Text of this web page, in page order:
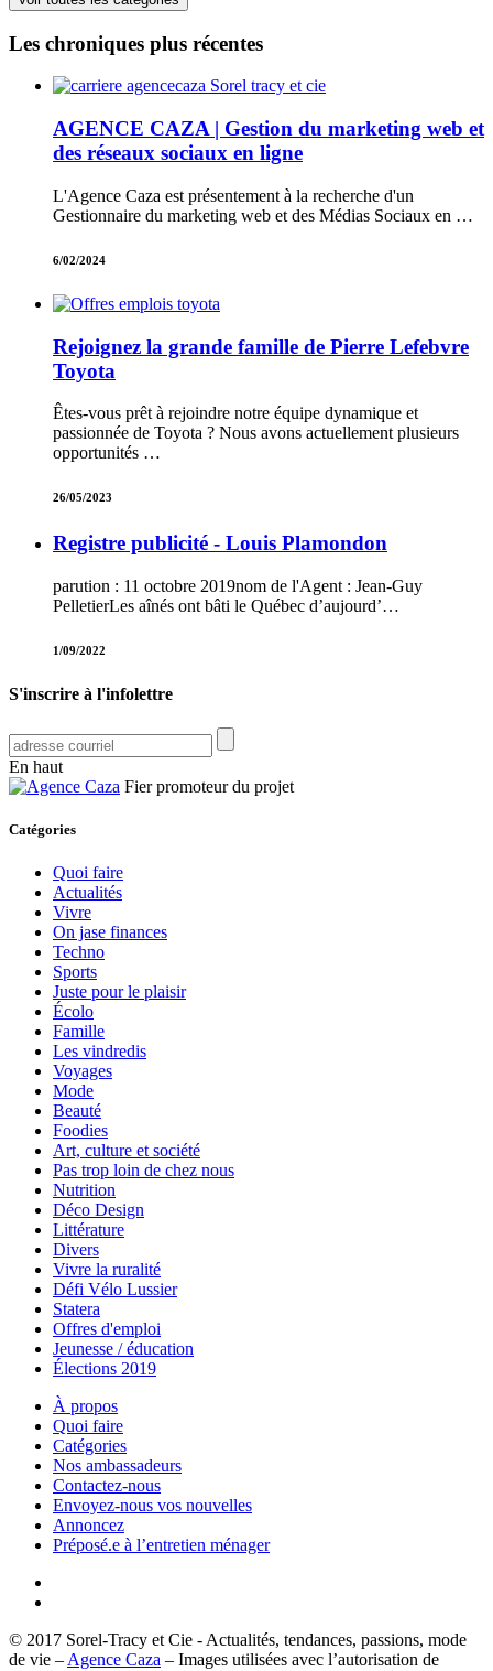
Les chroniques plus récentes
AGENCE CAZA | Gestion du marketing web et
des réseaux sociaux en ligne
L'Agence Caza est présentement à la recherche d'un
Gestionnaire du marketing web et des Médias Sociaux en …
6/02/2024
Rejoignez la grande famille de Pierre Lefebvre
Toyota
Êtes-vous prêt à rejoindre notre équipe dynamique et
passionnée de Toyota ? Nous avons actuellement plusieurs
opportunités …
26/05/2023
Registre publicité - Louis Plamondon
parution : 11 octobre 2019nom de l'Agent : Jean-Guy
PelletierLes aînés ont bâti le Québec d’aujourd’…
1/09/2022
S'inscrire à l'infolettre
En haut
Fier promoteur du projet
Catégories
Quoi faire
Actualités
Vivre
On jase finances
Techno
Sports
Juste pour le plaisir
Écolo
Famille
Les vindredis
Voyages
Mode
Beauté
Foodies
Art, culture et société
Pas trop loin de chez nous
Nutrition
Déco Design
Littérature
Divers
Vivre la ruralité
Défi Vélo Lussier
Statera
Offres d'emploi
Jeunesse / éducation
Élections 2019
À propos
Quoi faire
Catégories
Nos ambassadeurs
Contactez-nous
Envoyez-nous vos nouvelles
Annoncez
Préposé.e à l’entretien ménager
© 2017 Sorel-Tracy et Cie - Actualités, tendances, passions, mode
de vie –Agence Caza – Images utilisées avec l’autorisation de